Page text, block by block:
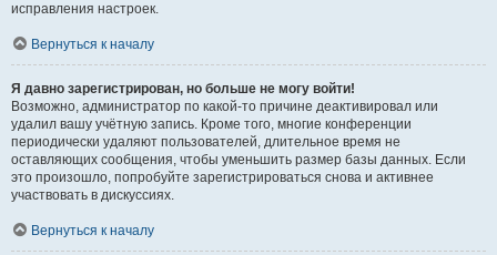
исправления настроек.
Вернуться к началу
Я давно зарегистрирован, но больше не могу войти!
Возможно, администратор по какой-то причине деактивировал или
удалил вашу учётную запись. Кроме того, многие конференции
периодически удаляют пользователей, длительное время не
оставляющих сообщения, чтобы уменьшить размер базы данных. Если
это произошло, попробуйте зарегистрироваться снова и активнее
участвовать в дискуссиях.
Вернуться к началу